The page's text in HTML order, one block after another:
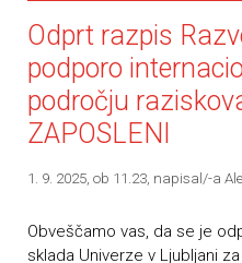
Odprt razpis
podporo
področju
ZAPOSLENI
1. 9. 2025, ob 11.23 , napisal/-a
Obveščamo vas, da se je
sklada Univerze v Ljubljani